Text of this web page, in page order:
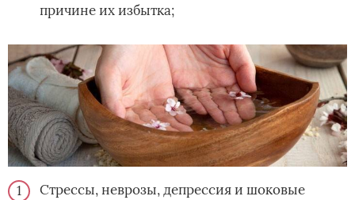
причине их избытка;
Стрессы, неврозы, депрессия и шоковые